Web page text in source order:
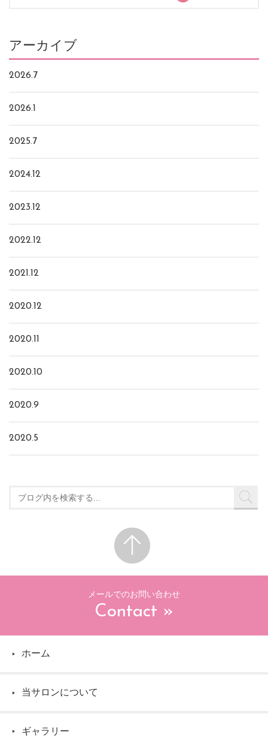
アーカイブ
2026.7
2026.1
2025.7
2024.12
2023.12
2022.12
2021.12
2020.12
2020.11
2020.10
2020.9
2020.5
メールでのお問い合わせ
Contact »
▶ ホーム
▶ 当サロンについて
▶ ギャラリー